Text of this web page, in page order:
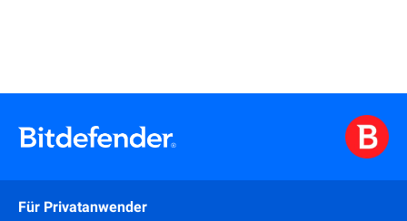
Für Privatanwender